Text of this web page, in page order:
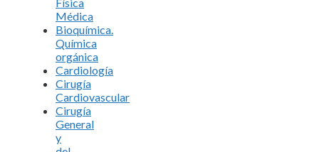
Física
Médica
Bioquímica.
Química
orgánica
Cardiología
Cirugía
Cardiovascular
Cirugía
General
y